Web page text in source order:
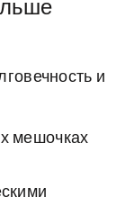
и
мешочках